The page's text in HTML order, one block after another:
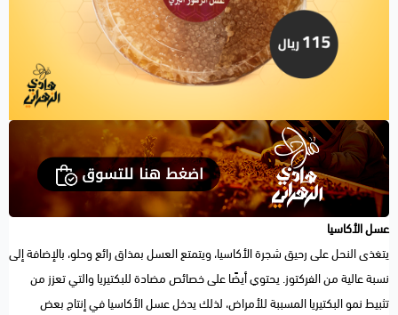
عسل الأكاسيا
يتغذى النحل على رحيق شجرة الأكاسيا، ويتمتع العسل بمذاق رائع وحلو، بالإضافة إلى
نسبة عالية من الفركتوز. يحتوي أيضًا على خصائص مضادة للبكتيريا والتي تعزز من
تثبيط نمو البكتيريا المسببة للأمراض، لذلك يدخل عسل الأكاسيا في إنتاج بعض